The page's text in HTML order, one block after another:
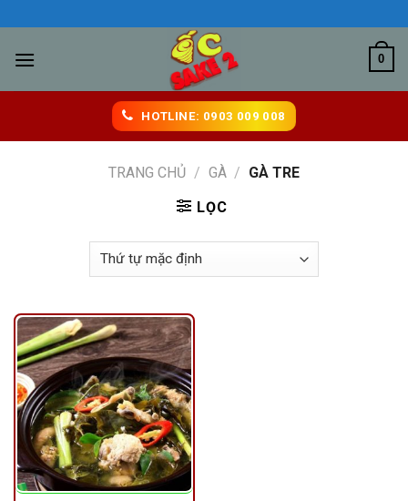
to
content
0
HOTLINE: 0903 009 008
TRANG CHỦ / GÀ / GÀ TRE
LỌC